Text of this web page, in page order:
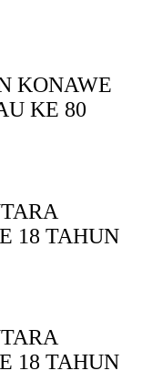
KONAWE
KE 80
18 TAHUN
18 TAHUN